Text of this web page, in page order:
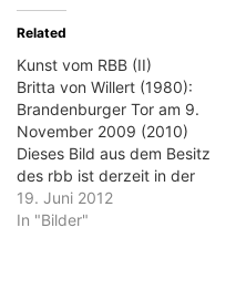
Related
Kunst vom RBB (II)
Britta von Willert (1980):
Brandenburger Tor am 9.
November 2009 (2010)
Dieses Bild aus dem Besitz
des rbb ist derzeit in der
Marienkirche in Frankfurt
(Oder) zu sehen.
19. Juni 2012
In "Bilder"